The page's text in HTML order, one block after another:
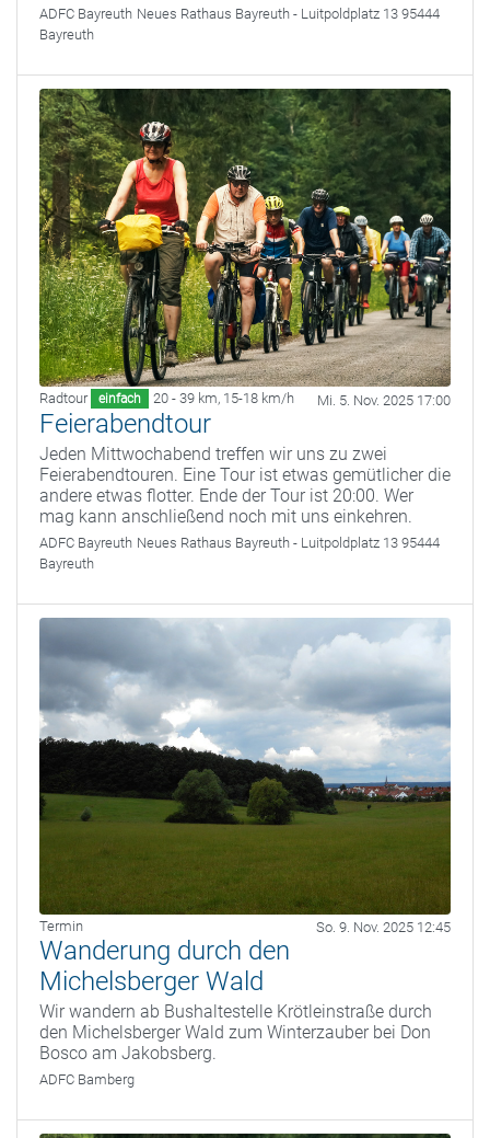
ADFC Bayreuth Neues Rathaus Bayreuth - Luitpoldplatz 13 95444
Bayreuth
Radtour einfach 20 - 39 km, 15-18 km/h Mi. 5. Nov. 2025 17:00
Feierabendtour
Jeden Mittwochabend treffen wir uns zu zwei
Feierabendtouren. Eine Tour ist etwas gemütlicher die
andere etwas flotter. Ende der Tour ist 20:00. Wer
mag kann anschließend noch mit uns einkehren.
ADFC Bayreuth Neues Rathaus Bayreuth - Luitpoldplatz 13 95444
Bayreuth
Termin So. 9. Nov. 2025 12:45
Wanderung durch den
Michelsberger Wald
Wir wandern ab Bushaltestelle Krötleinstraße durch
den Michelsberger Wald zum Winterzauber bei Don
Bosco am Jakobsberg.
ADFC Bamberg